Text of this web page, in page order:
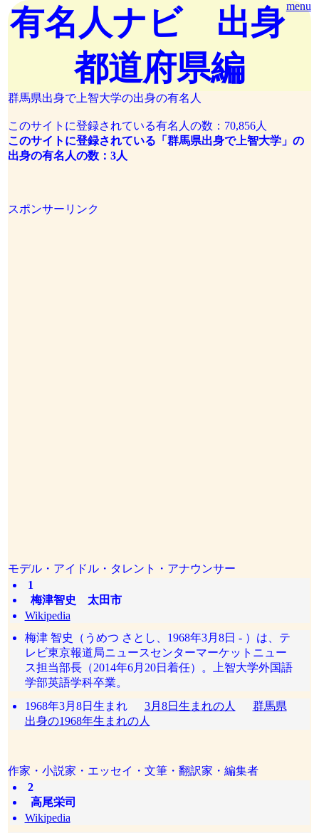
menu
有名人ナビ 出身
都道府県編
群馬県出身で上智大学の出身の有名人
このサイトに登録されている有名人の数：70,856人
このサイトに登録されている「群馬県出身で上智大学」の
出身の有名人の数：3人
スポンサーリンク
モデル・アイドル・タレント・アナウンサー
1
梅津智史 太田市
Wikipedia
梅津 智史（うめつ さとし、1968年3月8日 - ）は、テ
レビ東京報道局ニュースセンターマーケットニュー
ス担当部長（2014年6月20日着任）。上智大学外国語
学部英語学科卒業。
1968年3月8日生まれ 3月8日生まれの人
群馬県
出身の1968年生まれの人
作家・小説家・エッセイ・文筆・翻訳家・編集者
2
高尾栄司
Wikipedia